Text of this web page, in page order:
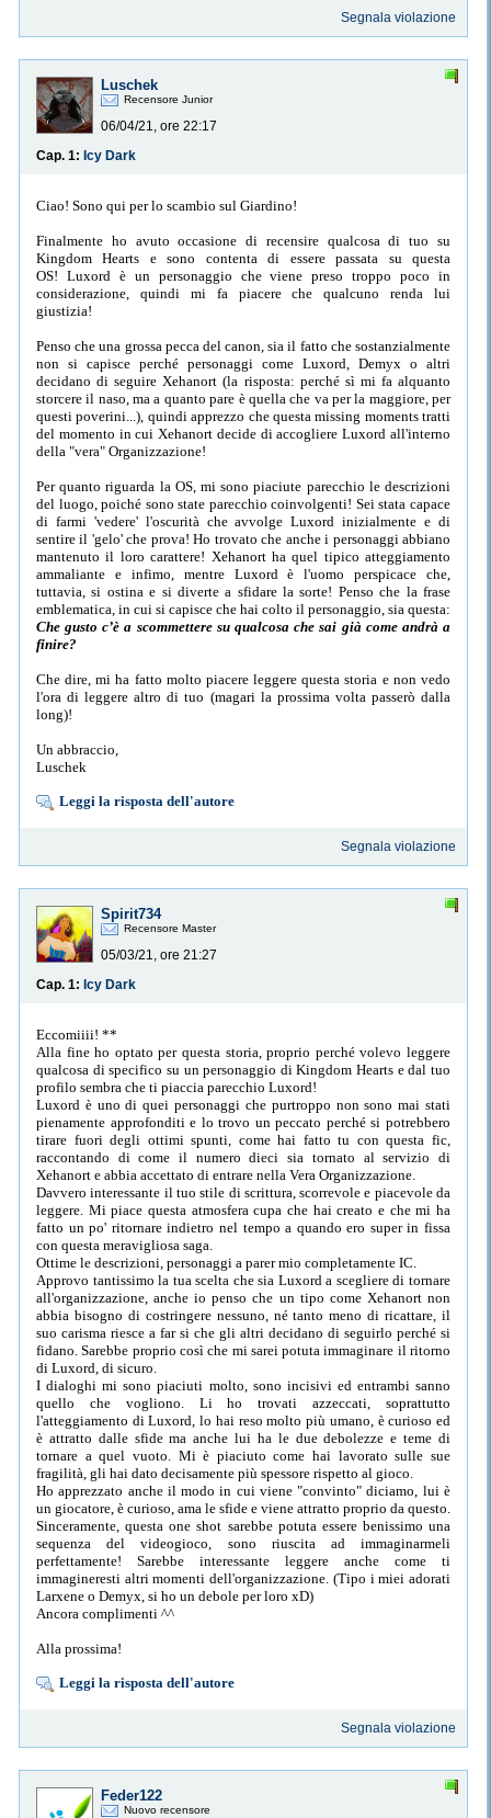
Segnala violazione
Luschek
Recensore Junior
06/04/21, ore 22:17
Cap. 1: Icy Dark
Ciao! Sono qui per lo scambio sul Giardino!
Finalmente ho avuto occasione di recensire qualcosa di tuo su
Kingdom Hearts e sono contenta di essere passata su questa
OS! Luxord è un personaggio che viene preso troppo poco in
considerazione, quindi mi fa piacere che qualcuno renda lui
giustizia!
Penso che una grossa pecca del canon, sia il fatto che sostanzialmente
non si capisce perché personaggi come Luxord, Demyx o altri
decidano di seguire Xehanort (la risposta: perché sì mi fa alquanto
storcere il naso, ma a quanto pare è quella che va per la maggiore, per
questi poverini...), quindi apprezzo che questa missing moments tratti
del momento in cui Xehanort decide di accogliere Luxord all'interno
della "vera" Organizzazione!
Per quanto riguarda la OS, mi sono piaciute parecchio le descrizioni
del luogo, poiché sono state parecchio coinvolgenti! Sei stata capace
di farmi 'vedere' l'oscurità che avvolge Luxord inizialmente e di
sentire il 'gelo' che prova! Ho trovato che anche i personaggi abbiano
mantenuto il loro carattere! Xehanort ha quel tipico atteggiamento
ammaliante e infimo, mentre Luxord è l'uomo perspicace che,
tuttavia, si ostina e si diverte a sfidare la sorte! Penso che la frase
emblematica, in cui si capisce che hai colto il personaggio, sia questa:
Che gusto c’è a scommettere su qualcosa che sai già come andrà a
finire?
Che dire, mi ha fatto molto piacere leggere questa storia e non vedo
l'ora di leggere altro di tuo (magari la prossima volta passerò dalla
long)!
Un abbraccio,
Luschek
Leggi la risposta dell'autore
Segnala violazione
Spirit734
Recensore Master
05/03/21, ore 21:27
Cap. 1: Icy Dark
Eccomiiii! **
Alla fine ho optato per questa storia, proprio perché volevo leggere
qualcosa di specifico su un personaggio di Kingdom Hearts e dal tuo
profilo sembra che ti piaccia parecchio Luxord!
Luxord è uno di quei personaggi che purtroppo non sono mai stati
pienamente approfonditi e lo trovo un peccato perché si potrebbero
tirare fuori degli ottimi spunti, come hai fatto tu con questa fic,
raccontando di come il numero dieci sia tornato al servizio di
Xehanort e abbia accettato di entrare nella Vera Organizzazione.
Davvero interessante il tuo stile di scrittura, scorrevole e piacevole da
leggere. Mi piace questa atmosfera cupa che hai creato e che mi ha
fatto un po' ritornare indietro nel tempo a quando ero super in fissa
con questa meravigliosa saga.
Ottime le descrizioni, personaggi a parer mio completamente IC.
Approvo tantissimo la tua scelta che sia Luxord a scegliere di tornare
all'organizzazione, anche io penso che un tipo come Xehanort non
abbia bisogno di costringere nessuno, né tanto meno di ricattare, il
suo carisma riesce a far si che gli altri decidano di seguirlo perché si
fidano. Sarebbe proprio così che mi sarei potuta immaginare il ritorno
di Luxord, di sicuro.
I dialoghi mi sono piaciuti molto, sono incisivi ed entrambi sanno
quello che vogliono. Li ho trovati azzeccati, soprattutto
l'atteggiamento di Luxord, lo hai reso molto più umano, è curioso ed
è attratto dalle sfide ma anche lui ha le due debolezze e teme di
tornare a quel vuoto. Mi è piaciuto come hai lavorato sulle sue
fragilità, gli hai dato decisamente più spessore rispetto al gioco.
Ho apprezzato anche il modo in cui viene "convinto" diciamo, lui è
un giocatore, è curioso, ama le sfide e viene attratto proprio da questo.
Sinceramente, questa one shot sarebbe potuta essere benissimo una
sequenza del videogioco, sono riuscita ad immaginarmeli
perfettamente! Sarebbe interessante leggere anche come ti
immagineresti altri momenti dell'organizzazione. (Tipo i miei adorati
Larxene o Demyx, si ho un debole per loro xD)
Ancora complimenti ^^
Alla prossima!
Leggi la risposta dell'autore
Segnala violazione
Feder122
Nuovo recensore